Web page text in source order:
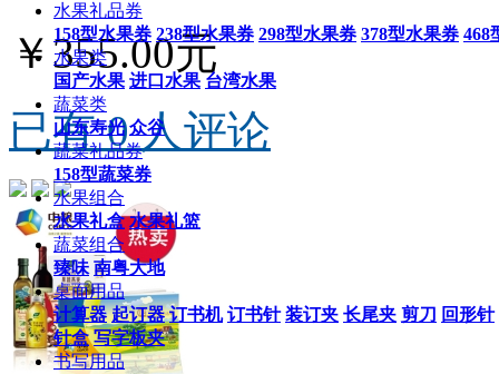
水果礼品券
158型水果券 238型水果券 298型水果券 378型水果券 468
水果类
国产水果 进口水果 台湾水果
蔬菜类
山东寿光 众谷
蔬菜礼品券
158型蔬菜券
水果组合
水果礼盒 水果礼篮
蔬菜组合
臻味 南粤大地
桌面用品
计算器 起订器 订书机 订书针 装订夹 长尾夹 剪刀 回形针
针盒 写字板夹
书写用品
￥355.00元
已有 0 人评论